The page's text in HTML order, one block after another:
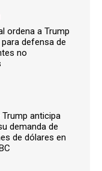
ordena a Trump
defensa de
no
anticipa
demanda de
de dólares en